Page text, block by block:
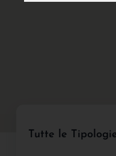
Tutte le